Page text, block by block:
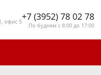
офис 5+7 (3952) 78 02 78
По будням с 8:00 до 17:00